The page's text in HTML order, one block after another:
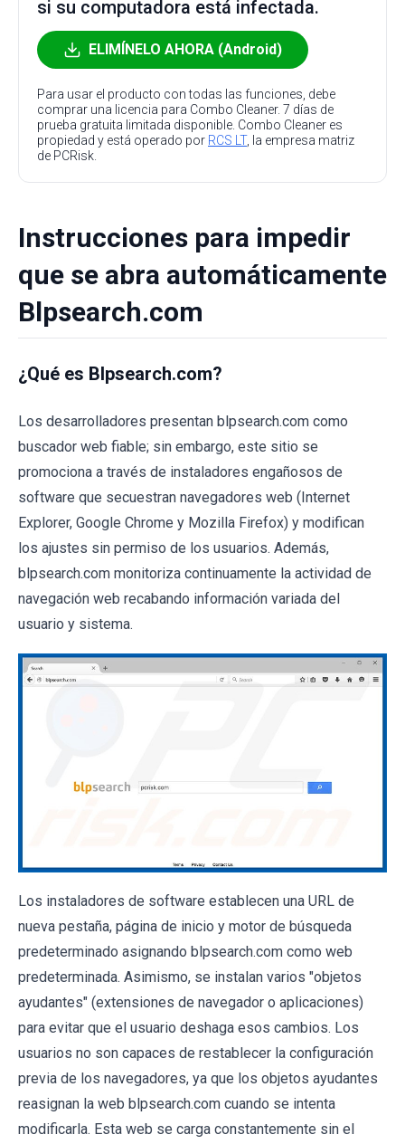
si su computadora está infectada.
ELIMÍNELO AHORA (Android)
Para usar el producto con todas las funciones, debe
comprar una licencia para Combo Cleaner. 7 días de
prueba gratuita limitada disponible. Combo Cleaner es
propiedad y está operado por RCS LT, la empresa matriz
de PCRisk.
Instrucciones para impedir
que se abra automáticamente
Blpsearch.com
¿Qué es Blpsearch.com?
Los desarrolladores presentan blpsearch.com como
buscador web fiable; sin embargo, este sitio se
promociona a través de instaladores engañosos de
software que secuestran navegadores web (Internet
Explorer, Google Chrome y Mozilla Firefox) y modifican
los ajustes sin permiso de los usuarios. Además,
blpsearch.com monitoriza continuamente la actividad de
navegación web recabando información variada del
usuario y sistema.
Los instaladores de software establecen una URL de
nueva pestaña, página de inicio y motor de búsqueda
predeterminado asignando blpsearch.com como web
predeterminada. Asimismo, se instalan varios "objetos
ayudantes" (extensiones de navegador o aplicaciones)
para evitar que el usuario deshaga esos cambios. Los
usuarios no son capaces de restablecer la configuración
previa de los navegadores, ya que los objetos ayudantes
reasignan la web blpsearch.com cuando se intenta
modificarla. Esta web se carga constantemente sin el